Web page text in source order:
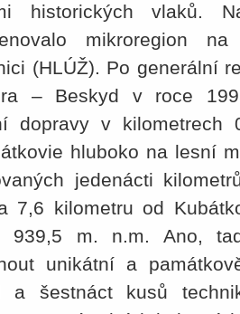
historických vlaků.
mikroregion
(HLÚŽ). Po generální
– Beskyd v roce
dopravy v
hluboko na lesní
jedenácti
7,6 kilometru od
939,5 m. n.m. Ano,
unikátní a
a šestnáct kusů